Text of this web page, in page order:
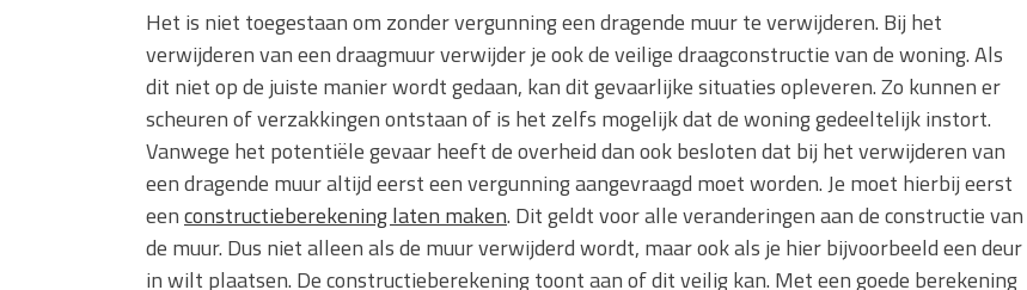
Het is niet toegestaan om zonder vergunning een dragende muur te verwijderen. Bij het
verwijderen van een draagmuur verwijder je ook de veilige draagconstructie van de woning. Als
dit niet op de juiste manier wordt gedaan, kan dit gevaarlijke situaties opleveren. Zo kunnen er
scheuren of verzakkingen ontstaan of is het zelfs mogelijk dat de woning gedeeltelijk instort.
Vanwege het potentiële gevaar heeft de overheid dan ook besloten dat bij het verwijderen van
een dragende muur altijd eerst een vergunning aangevraagd moet worden. Je moet hierbij eerst
eenconstructieberekening laten maken. Dit geldt voor alle veranderingen aan de constructie van
de muur. Dus niet alleen als de muur verwijderd wordt, maar ook als je hier bijvoorbeeld een deur
in wilt plaatsen. De constructieberekening toont aan of dit veilig kan. Met een goede berekening